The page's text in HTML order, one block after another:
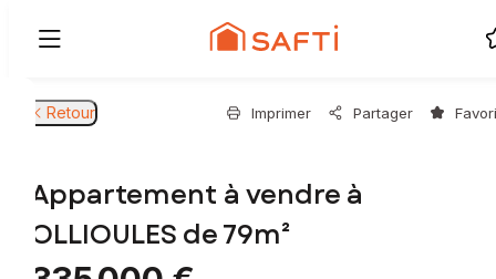
Retour Imprimer Partager
Appartement à vendre à
OLLIOULES de 79m²